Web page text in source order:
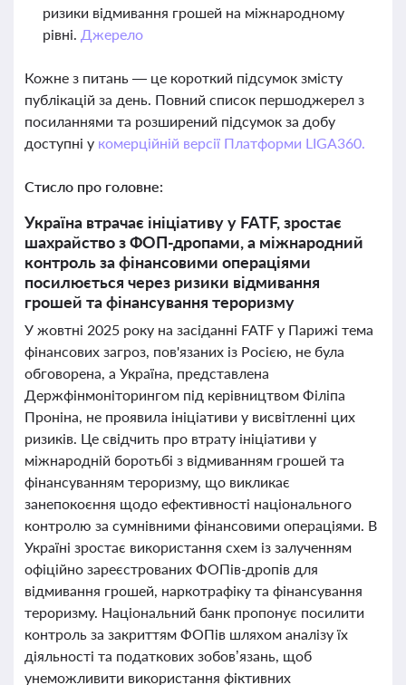
ризики відмивання грошей на міжнародному
рівні. Джерело
Кожне з питань — це короткий підсумок змісту
публікацій за день. Повний список першоджерел з
посиланнями та розширений підсумок за добу
доступні у комерційній версії Платформи LIGA360.
Стисло про головне:
Україна втрачає ініціативу у FATF, зростає
шахрайство з ФОП-дропами, а міжнародний
контроль за фінансовими операціями
посилюється через ризики відмивання
грошей та фінансування тероризму
У жовтні 2025 року на засіданні FATF у Парижі тема
фінансових загроз, пов'язаних із Росією, не була
обговорена, а Україна, представлена
Держфінмоніторингом під керівництвом Філіпа
Проніна, не проявила ініціативи у висвітленні цих
ризиків. Це свідчить про втрату ініціативи у
міжнародній боротьбі з відмиванням грошей та
фінансуванням тероризму, що викликає
занепокоєння щодо ефективності національного
контролю за сумнівними фінансовими операціями. В
Україні зростає використання схем із залученням
офіційно зареєстрованих ФОПів-дропів для
відмивання грошей, наркотрафіку та фінансування
тероризму. Національний банк пропонує посилити
контроль за закриттям ФОПів шляхом аналізу їх
діяльності та податкових зобов’язань, щоб
унеможливити використання фіктивних